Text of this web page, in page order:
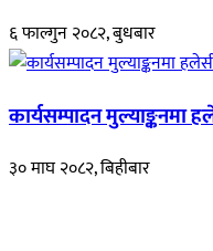
६ फाल्गुन २०८२, बुधबार
कार्यसम्पादन मुल्याङ्कनमा
३० माघ २०८२, बिहीबार